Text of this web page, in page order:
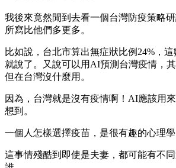
我後來竟然閒到去看一個台灣防疫策略
所寫比他們多更多。
比如說，台北市算出無症狀比例24%，
就說了。又說可以用AI預測台灣疫情，
但在台灣沒什麼用。
因為，台灣就是沒有疫情啊！AI應該用
想到。
一個人怎樣選擇疫苗，是很有趣的心理學
這事情殘酷到即使是夫妻，都可能有不